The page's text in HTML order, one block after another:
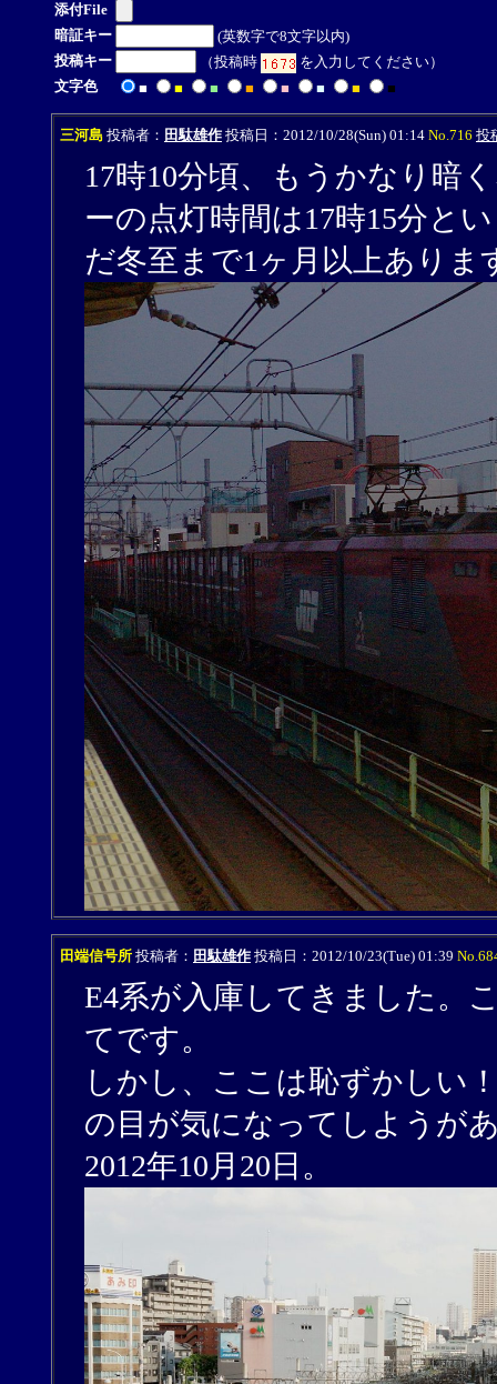
添付File
暗証キー
(英数字で8文字以内)
投稿キー
（投稿時
を入力してください）
文字色
■ ■ ■ ■ ■ ■ ■ ■
三河島 投稿者： 田駄雄作 投稿日：2012/10/28(Sun) 01:14 No.716 投
17時10分頃、もうかなり暗
ーの点灯時間は17時15分と
だ冬至まで1ヶ月以上ありま
田端信号所 投稿者： 田駄雄作 投稿日：2012/10/23(Tue) 01:39
E4系が入庫してきました。
てです。
しかし、ここは恥ずかしい
の目が気になってしようが
2012年10月20日。